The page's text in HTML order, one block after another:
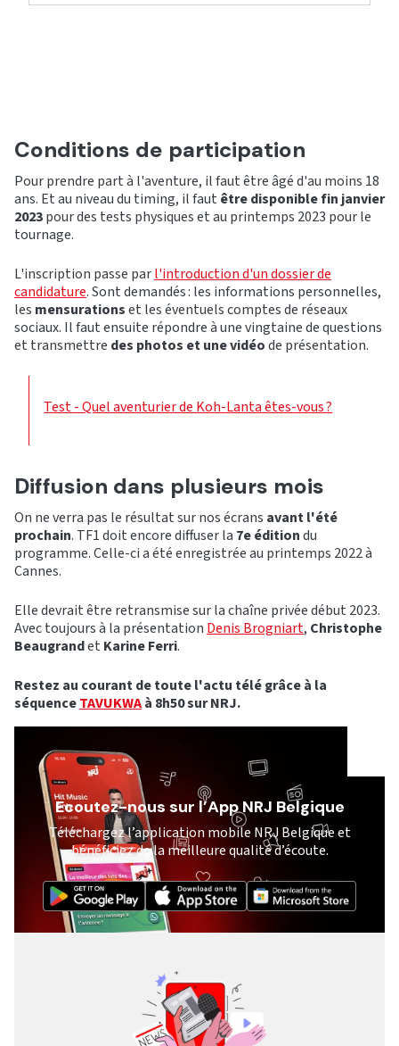
Conditions de participation
Pour prendre part à l'aventure, il faut être âgé d'au moins 18
ans. Et au niveau du timing, il faut être disponible fin janvier
2023pour des tests physiques et au printemps 2023 pour le
tournage.
L'inscription passe parl'introduction d'un dossier de
candidature. Sont demandés : les informations personnelles,
les mensurationset les éventuels comptes de réseaux
sociaux. Il faut ensuite répondre à une vingtaine de questions
et transmettre des photos et une vidéode présentation.
Test - Quel aventurier de Koh-Lanta êtes-vous ?
Diffusion dans plusieurs mois
On ne verra pas le résultat sur nos écrans avant l'été
prochain. TF1 doit encore diffuser la 7e éditiondu
programme. Celle-ci a été enregistrée au printemps 2022 à
Cannes.
Elle devrait être retransmise sur la chaîne privée début 2023.
Avec toujours à la présentation Denis Brogniart, Christophe
Beaugrandet Karine Ferri.
Restez au courant de toute l'actu télé grâce à la
séquenceTAVUKWAà 8h50 sur NRJ.
Ecoutez-nous sur l’App NRJ Belgique
Téléchargez l’application mobile NRJ Belgique et
bénéficiez de la meilleure qualité d’écoute.